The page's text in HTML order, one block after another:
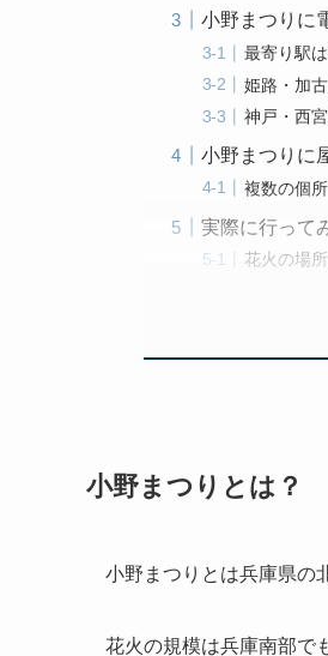
小野まつりに
最寄り駅
姫路・加
神戸・西
小野まつりに
複数の個
実際に行って
花火の場
小野まつりとは？
小野まつりとは兵庫県の
花火の規模は兵庫南部で